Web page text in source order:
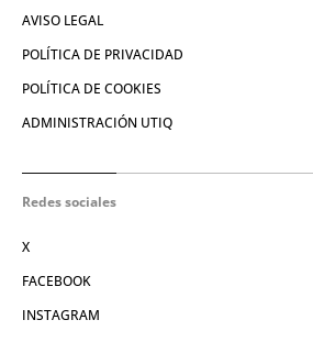
AVISO LEGAL
POLÍTICA DE PRIVACIDAD
POLÍTICA DE COOKIES
ADMINISTRACIÓN UTIQ
Redes sociales
X
FACEBOOK
INSTAGRAM